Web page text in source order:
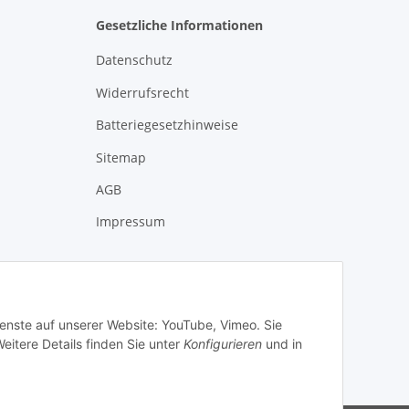
auf unserer Website: YouTube, Vimeo. Sie
Details finden Sie unter Konfigurieren und in
Gesetzliche Informationen
Datenschutz
Widerrufsrecht
Batteriegesetzhinweise
Sitemap
AGB
Impressum